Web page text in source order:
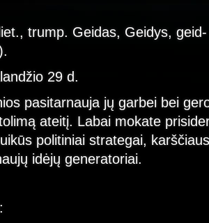
trump. Geidas, Geidys,
29 d.
pasitarnauja jų garbei bei
ateitį. Labai mokate
politiniai strategai,
idėjų generatoriai.